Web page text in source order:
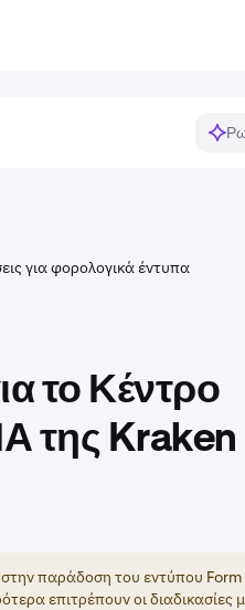
για φορολογικά έντυπα
το Κέντρο
της Kraken
στην παράδοση του εντύπου
επιτρέπουν οι διαδικασίες